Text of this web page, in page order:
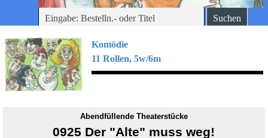
Suchen
Komödie
11 Rollen, 5w/6m
Abendfüllende Theaterstücke
0925 Der "Alte" muss weg!